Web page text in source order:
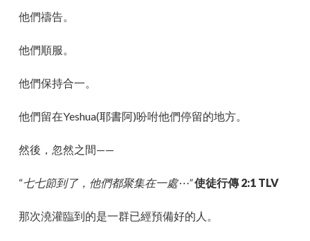
他們禱告。
他們順服。
他們保持合一。
他們留在Yeshua(耶書阿)吩咐他們停留的地方。
然後，忽然之間——
“七七節到了，他們都聚集在一處⋯”使徒行傳 2:1 TLV
那次澆灌臨到的是一群已經預備好的人。